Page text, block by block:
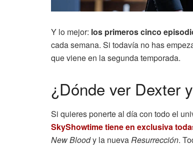
Y lo mejor: los primeros cinco
cada semana. Si todavía no has
que viene en la segunda temporada.
¿Dónde ver Dexter
Si quieres ponerte al día con todo el
SkyShowtime tiene en exclusiva
New Bloody la nuevaResurrección.